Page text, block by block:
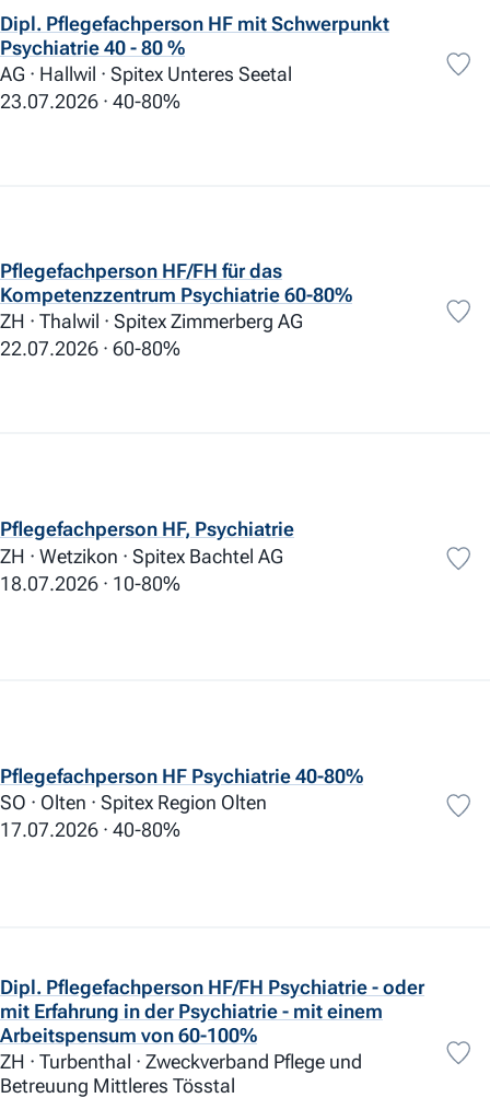
Vergünstigungen 101
Dipl. Pflegefachperson HF mit Schwerpunkt
Psychiatrie 40 - 80 %
AG · Hallwil · Spitex Unteres Seetal
23.07.2026
40-80%
Pflegefachperson HF/FH für das
Kompetenzzentrum Psychiatrie 60-80%
ZH · Thalwil · Spitex Zimmerberg AG
22.07.2026
60-80%
Pflegefachperson HF, Psychiatrie
ZH · Wetzikon · Spitex Bachtel AG
18.07.2026
10-80%
Pflegefachperson HF Psychiatrie 40-80%
SO · Olten · Spitex Region Olten
17.07.2026
40-80%
Dipl. Pflegefachperson HF/FH Psychiatrie - oder
mit Erfahrung in der Psychiatrie - mit einem
Arbeitspensum von 60-100%
ZH · Turbenthal · Zweckverband Pflege und
Betreuung Mittleres Tösstal